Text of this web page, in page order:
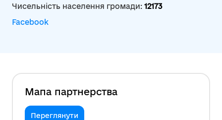
Чисельність населення громади: 12173
Facebook
Мапа партнерства
Переглянути